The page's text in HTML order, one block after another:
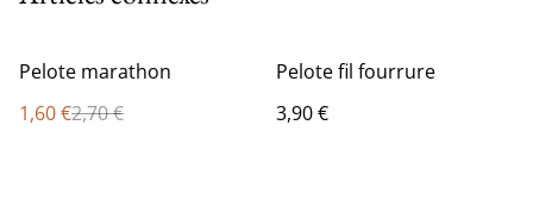
%
Pelote marathon
1,60 €2,70 €
Pelote fil fourrure
3,90 €